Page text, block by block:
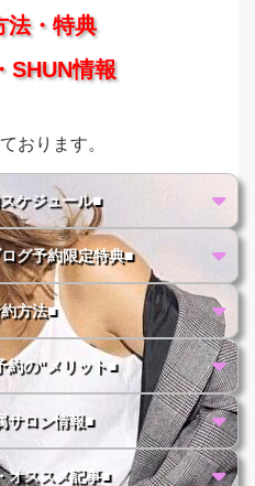
法・特典
SHUN情報
おります。
ケジュール■
グ予約限定特典■
方法■
約の"メリット■
サロン情報■
オススメ記事■